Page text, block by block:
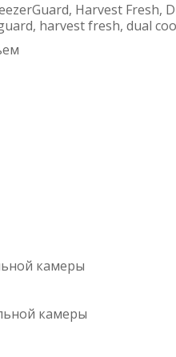
Harvest Fresh,
harvest fresh, dual
камеры
камеры